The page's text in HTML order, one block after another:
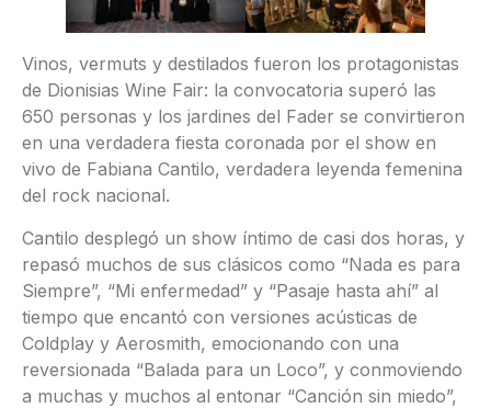
Vinos, vermuts y destilados fueron los protagonistas
de Dionisias Wine Fair: la convocatoria superó las
650 personas y los jardines del Fader se convirtieron
en una verdadera fiesta coronada por el show en
vivo de Fabiana Cantilo, verdadera leyenda femenina
del rock nacional.
Cantilo desplegó un show íntimo de casi dos horas, y
repasó muchos de sus clásicos como “Nada es para
Siempre”, “Mi enfermedad” y “Pasaje hasta ahí” al
tiempo que encantó con versiones acústicas de
Coldplay y Aerosmith, emocionando con una
reversionada “Balada para un Loco”, y conmoviendo
a muchas y muchos al entonar “Canción sin miedo”,